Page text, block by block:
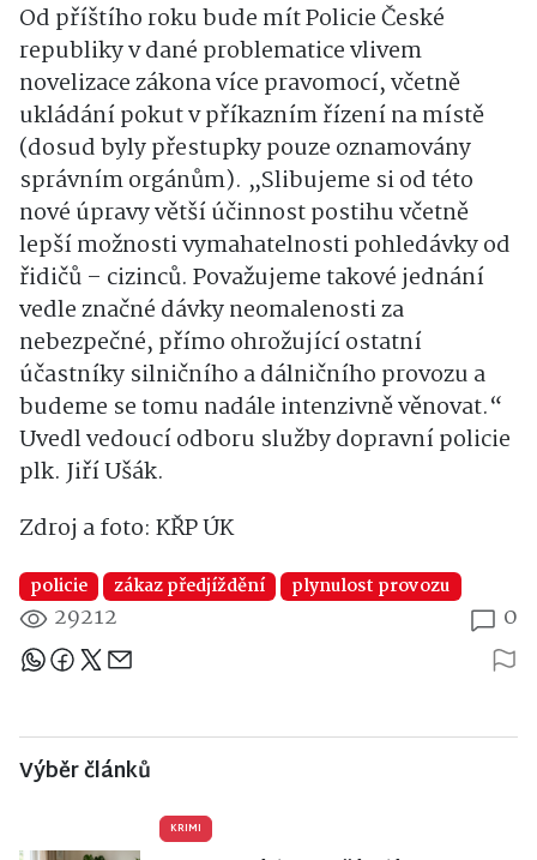
Od příštího roku bude mít Policie České
republiky v dané problematice vlivem
novelizace zákona více pravomocí, včetně
ukládání pokut v příkazním řízení na místě
(dosud byly přestupky pouze oznamovány
správním orgánům). „Slibujeme si od této
nové úpravy větší účinnost postihu včetně
lepší možnosti vymahatelnosti pohledávky od
řidičů – cizinců. Považujeme takové jednání
vedle značné dávky neomalenosti za
nebezpečné, přímo ohrožující ostatní
účastníky silničního a dálničního provozu a
budeme se tomu nadále intenzivně věnovat.“
Uvedl vedoucí odboru služby dopravní policie
plk. Jiří Ušák.
Zdroj a foto: KŘP ÚK
policie zákaz předjíždění plynulost provozu
29212 0
Sdílejte článek
Výběr článků
KRIMI